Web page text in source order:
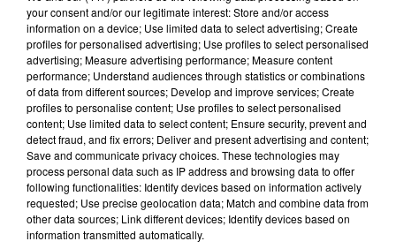
Une casse automobile partiellement
embrasée à Auneau
« chômage technique pour neuf personnes » après le
sinistre, qui a également fait un blessé.
your consent and/or our legitimate interest: Store and/or access
information on a device; Use limited data to select advertising; Create
profiles for personalised advertising; Use profiles to select personalised
advertising; Measure advertising performance; Measure content
performance; Understand audiences through statistics or combinations
of data from different sources; Develop and improve services; Create
profiles to personalise content; Use profiles to select personalised
content; Use limited data to select content; Ensure security, prevent and
detect fraud, and fix errors; Deliver and present advertising and content;
Save and communicate privacy choices. These technologies may
process personal data such as IP address and browsing data to offer
following functionalities: Identify devices based on information actively
requested; Use precise geolocation data; Match and combine data from
other data sources; Link different devices; Identify devices based on
information transmitted automatically.